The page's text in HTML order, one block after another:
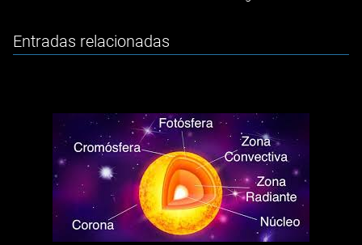
Entradas relacionadas